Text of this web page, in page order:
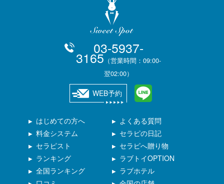
03-5937-
3165 （営業時間：09:00-
翌02:00）
WEB予約
はじめての方へ
ラブホテル
料金システム
セラピスト
ランキング
よくある質問
全国ランキング
セラピの日記
セラピへ贈り物
ラブトイOPTION